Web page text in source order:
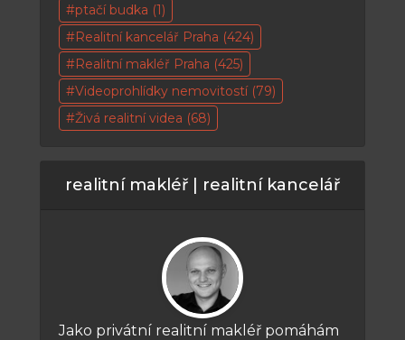
ptačí budka (1)
Realitní kancelář Praha (424)
Realitní makléř Praha (425)
Videoprohlídky nemovitostí(79)
Živá realitní videa (68)
realitní makléř | realitní kancelář
Jako privátní realitní makléř pomáhám